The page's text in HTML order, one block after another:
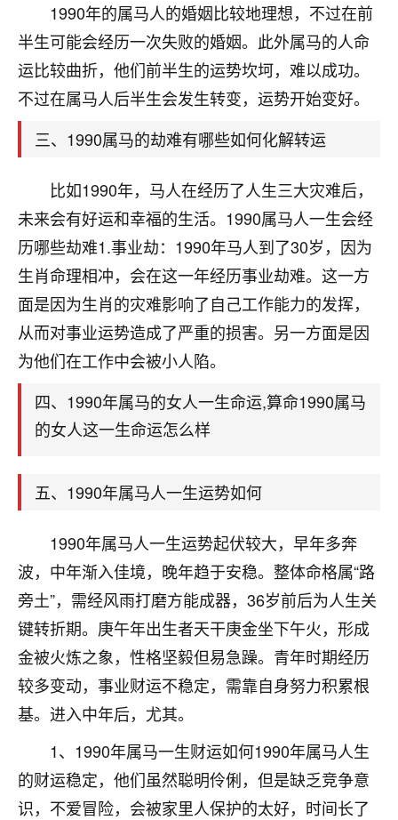
1990年的属马人的婚姻比较地理想，不过在前
半生可能会经历一次失败的婚姻。此外属马的人命
运比较曲折，他们前半生的运势坎坷，难以成功。
不过在属马人后半生会发生转变，运势开始变好。
三、1990属马的劫难有哪些如何化解转运
比如1990年，马人在经历了人生三大灾难后，
未来会有好运和幸福的生活。1990属马人一生会经
历哪些劫难1.事业劫：1990年马人到了30岁，因为
生肖命理相冲，会在这一年经历事业劫难。这一方
面是因为生肖的灾难影响了自己工作能力的发挥，
从而对事业运势造成了严重的损害。另一方面是因
为他们在工作中会被小人陷。
四、1990年属马的女人一生命运,算命1990属马
的女人这一生命运怎么样
五、1990年属马人一生运势如何
1990年属马人一生运势起伏较大，早年多奔
波，中年渐入佳境，晚年趋于安稳。整体命格属“路
旁土”，需经风雨打磨方能成器，36岁前后为人生关
键转折期。庚午年出生者天干庚金坐下午火，形成
金被火炼之象，性格坚毅但易急躁。青年时期经历
较多变动，事业财运不稳定，需靠自身努力积累根
基。进入中年后，尤其。
1、1990年属马一生财运如何1990年属马人生
的财运稳定，他们虽然聪明伶俐，但是缺乏竞争意
识，不爱冒险，会被家里人保护的太好，时间长了
心若莲花
我是做餐饮的，这两年，生意屡屡受挫，店开一家关
一家，要么生意不好，生意好的就出事。前些年攒的
家底快败光了，真是倒霉！我也想找人看看到底怎么
：你可以找老师看看，人有时不服命不行
太阳当空赵 ：我也做餐饮的，生意不算大，但
是我从找店开始都是找慧来老师跟进的，选
址、风水、还有开业日子，哪哪都看了，虽然
大环境不好，但是我家生意还可以，前几天又
刚找老师做了补财库，希望财运更好一点！
2小时前 来自海南
梦醒时分
我女儿高二叛逆，大半年不上学，一说她就要死要活
的，把我们两口子愁的不行，朋友给我推荐的慧来老
师，一开始我是病急乱投医，这半年来，法事一个个
康康的我就很知足了！
鹿森：可怜天下父母心啊！
3小时前 来自河北 16
付深
我是公司人事调整，有升迁机会，但同时竞争的我们
三个，找老师的时候是抱着侥幸心理，没想到老师看
着我晋升有望，我半信半疑的按照老师建议，做了化
太岁还有一个发钱粮，本来年前的人事调整，拖到年
后，我以为都没戏了，结果开年一上班，开会提拔升
职第一个就是我，职务无所谓，主要是底薪加了
3000，非常开心，无论如何，感恩感谢！🙏🏻
鹿森：恭喜升职加薪！！，请客吗？�